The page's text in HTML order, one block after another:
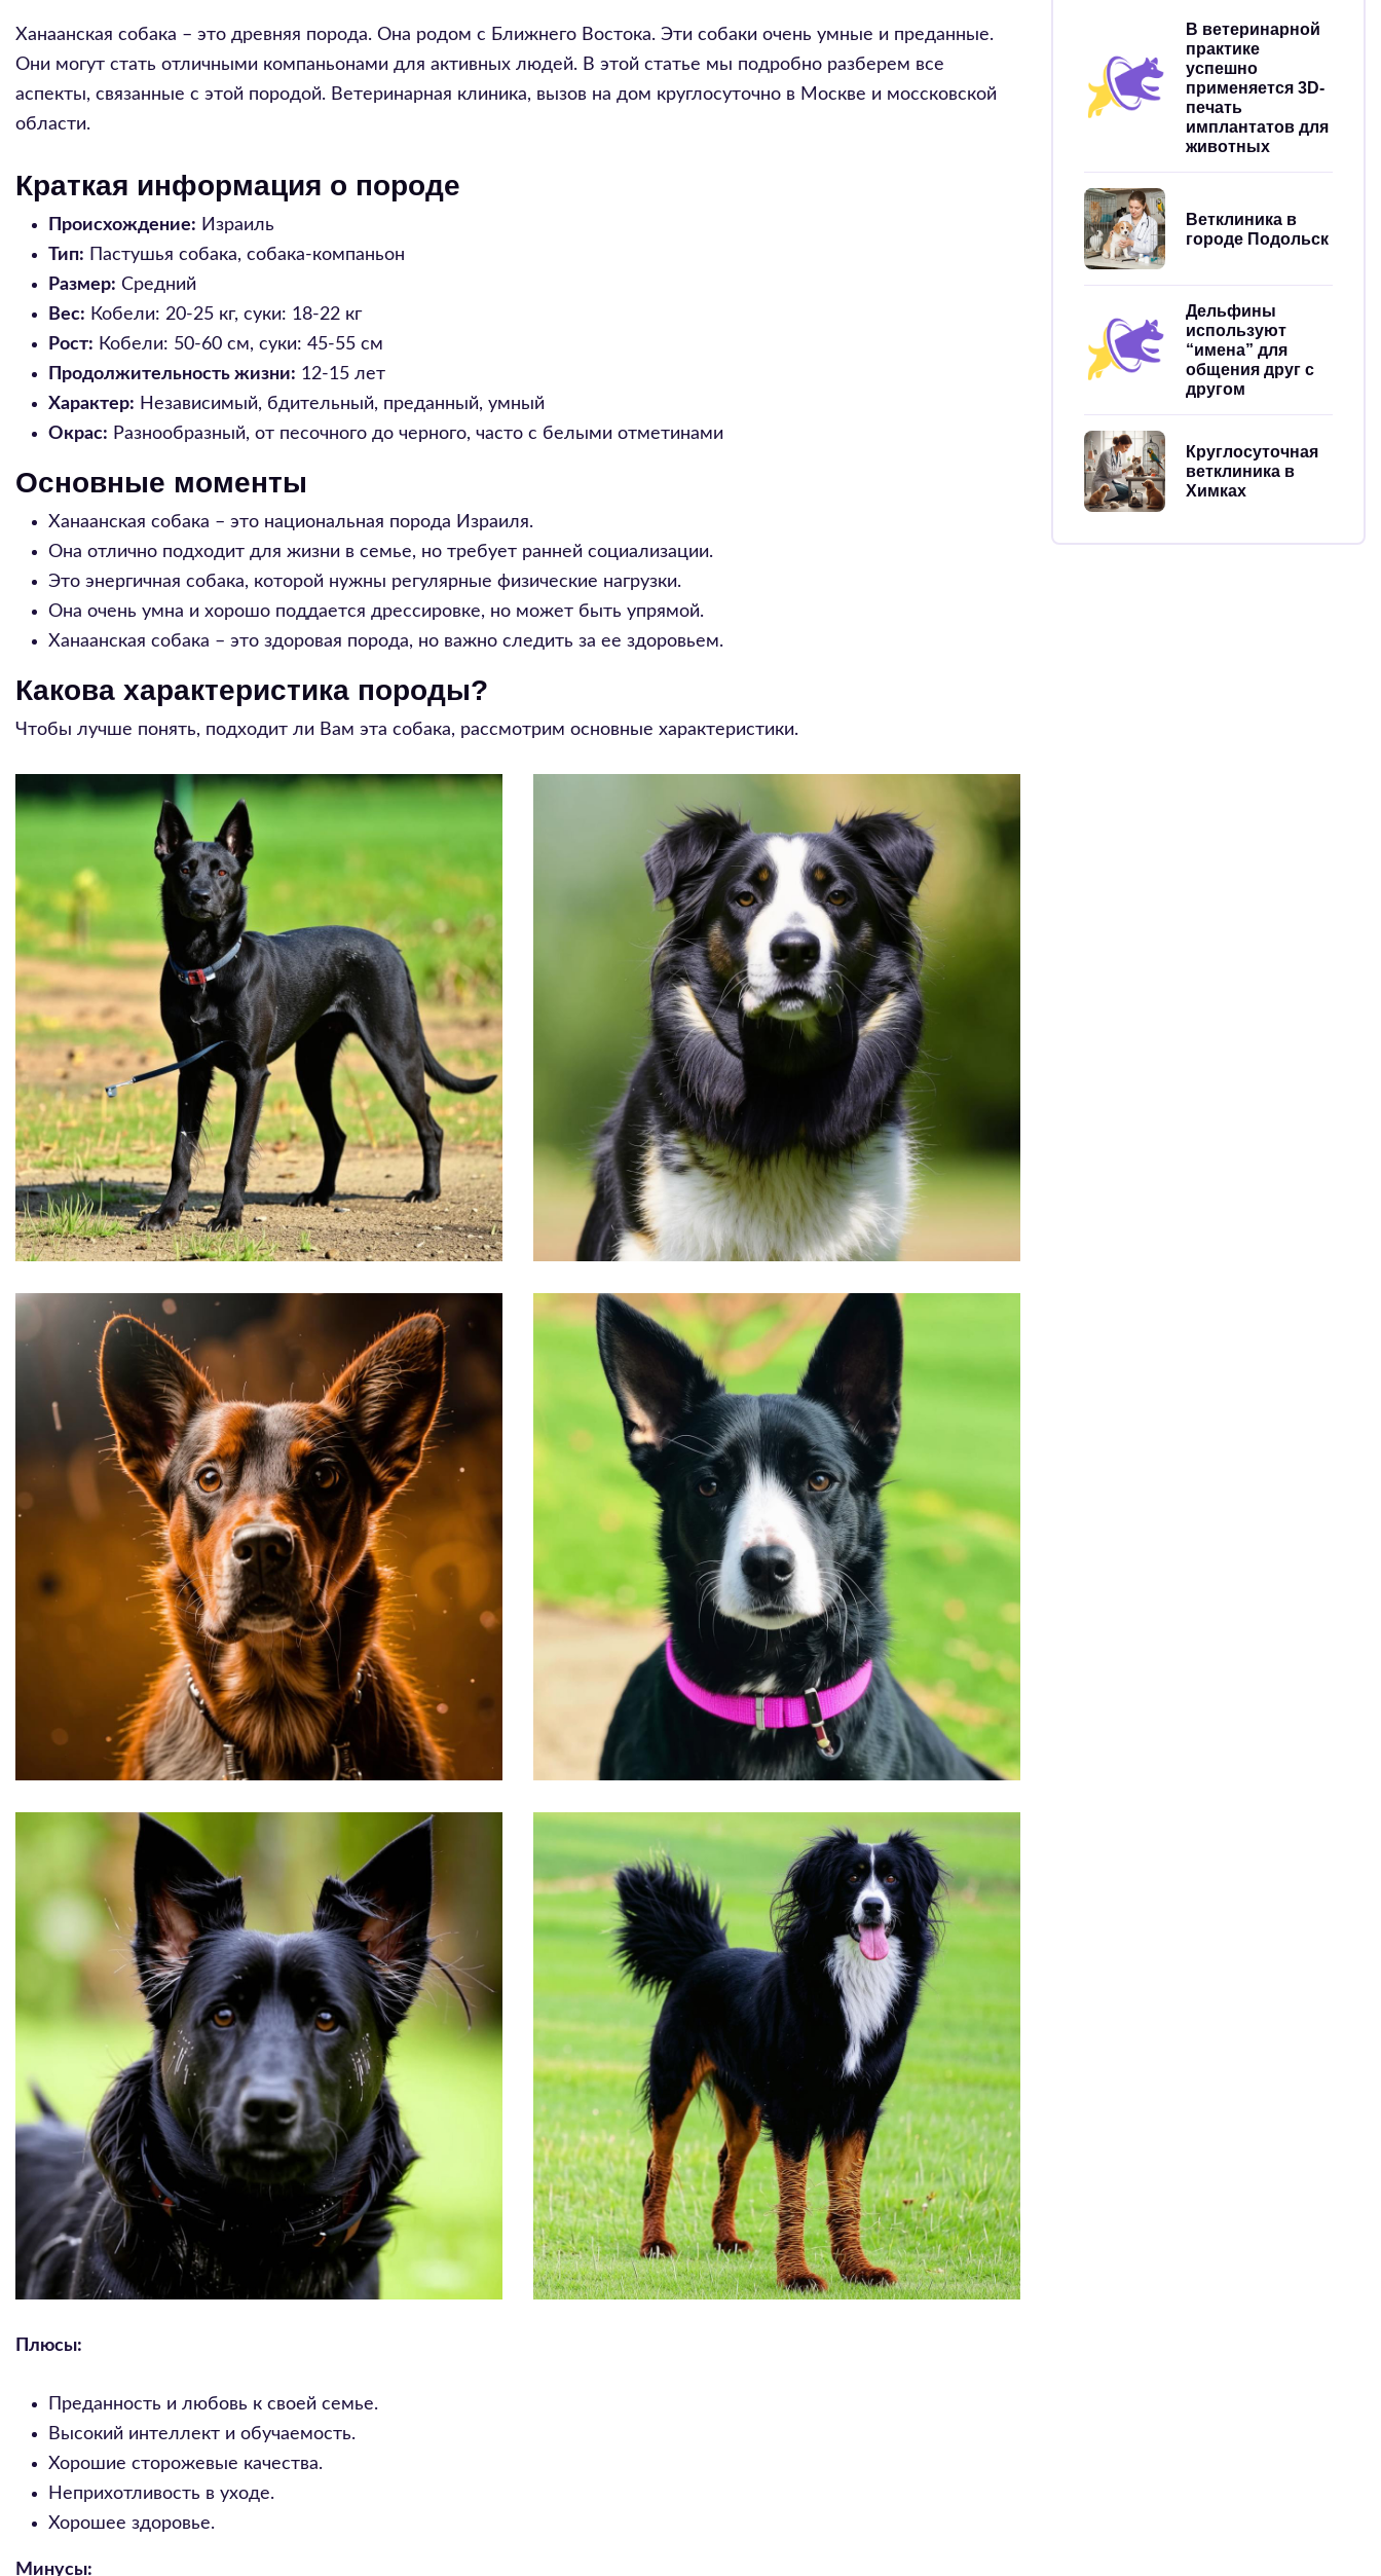
Ханаанская собака – это древняя порода. Она родом с Ближнего Востока. Эти собаки очень умные и преданные.
Они могут стать отличными компаньонами для активных людей. В этой статье мы подробно разберем все
аспекты, связанные с этой породой. Ветеринарная клиника, вызов на дом круглосуточно в Москве и моссковской
области.
Краткая информация о породе
Происхождение: Израиль
Тип: Пастушья собака, собака-компаньон
Размер: Средний
Вес: Кобели: 20-25 кг, суки: 18-22 кг
Рост: Кобели: 50-60 см, суки: 45-55 см
Продолжительность жизни: 12-15 лет
Характер: Независимый, бдительный, преданный, умный
Окрас: Разнообразный, от песочного до черного, часто с белыми отметинами
Основные моменты
Ханаанская собака – это национальная порода Израиля.
Она отлично подходит для жизни в семье, но требует ранней социализации.
Это энергичная собака, которой нужны регулярные физические нагрузки.
Она очень умна и хорошо поддается дрессировке, но может быть упрямой.
Ханаанская собака – это здоровая порода, но важно следить за ее здоровьем.
Какова характеристика породы?
Чтобы лучше понять, подходит ли Вам эта собака, рассмотрим основные характеристики.
Плюсы:
Преданность и любовь к своей семье.
Высокий интеллект и обучаемость.
Хорошие сторожевые качества.
Неприхотливость в уходе.
Хорошее здоровье.
Минусы:
В ветеринарной
практике
успешно
применяется 3D-
печать
имплантатов для
животных
Ветклиника в
городе Подольск
Дельфины
используют
“имена” для
общения друг с
другом
Круглосуточная
ветклиника в
Химках